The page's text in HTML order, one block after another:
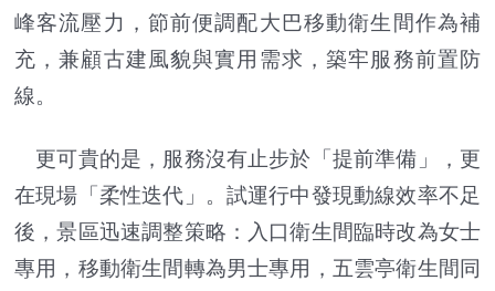
峰客流壓力，節前便調配大巴移動衛生間作為補
充，兼顧古建風貌與實用需求，築牢服務前置防
線。
更可貴的是，服務沒有止步於「提前準備」，更
在現場「柔性迭代」。試運行中發現動線效率不足
後，景區迅速調整策略：入口衛生間臨時改為女士
專用，移動衛生間轉為男士專用，五雲亭衛生間同